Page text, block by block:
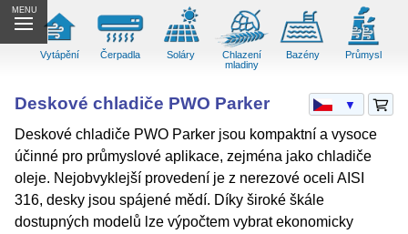
MENU
Vytápění Čerpadla Soláry
Chlazení
mladiny
Bazény Průmysl
Deskové chladiče PWO Parker
Deskové chladiče PWO Parker jsou kompaktní a vysoce
účinné pro průmyslové aplikace, zejména jako chladiče
oleje. Nejobvyklejší provedení je z nerezové oceli AISI
316, desky jsou spájené mědí. Díky široké škále
dostupných modelů lze výpočtem vybrat ekonomicky
▼